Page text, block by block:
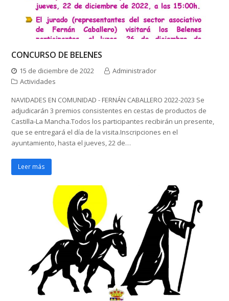
CONCURSO DE BELENES
15 de diciembre de 2022
Administrador
Actividades
NAVIDADES EN COMUNIDAD - FERNÁN CABALLERO 2022-2023 Se
adjudicarán 3 premios consistentes en cestas de productos de
Castilla-La Mancha.Todos los participantes recibirán un presente,
que se entregará el día de la visita.Inscripciones en el
ayuntamiento, hasta el jueves, 22 de…
Leer más